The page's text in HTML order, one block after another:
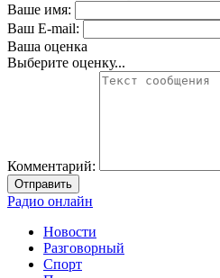
Ваше имя:
Ваш E-mail:
Ваша оценка
Выберите оценку...
Комментарий:
Отправить
Радио онлайн
Новости
Разговорный
Спорт